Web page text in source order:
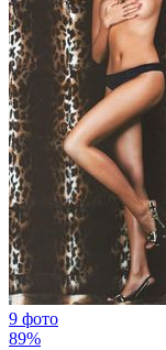
9 фото
89%